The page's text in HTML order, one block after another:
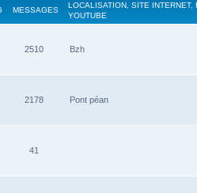
MESSAGES
LOCALISATION, SITE
YOUTUBE
2510
Bzh
2178
Pont péan
41